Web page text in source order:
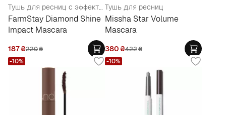
Тушь для ресниц с эффектом глянца
FarmStay Diamond Shine
Impact Mascara
187₴220₴
Тушь для ресниц
Missha Star Volume
Mascara
380₴422₴
-10% -10%